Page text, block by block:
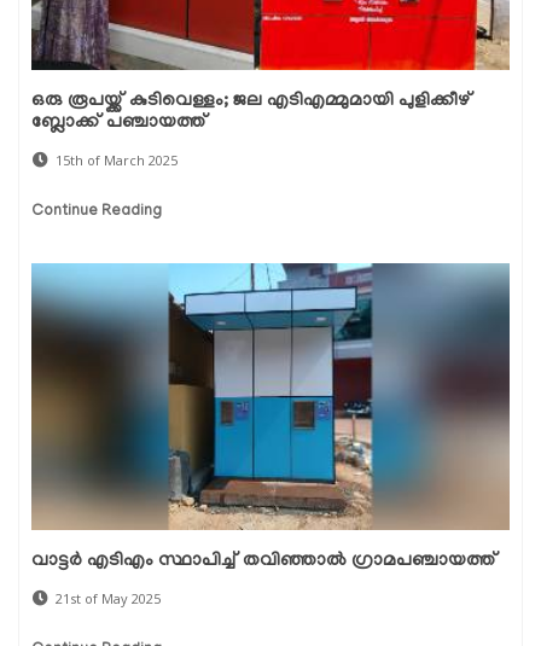
ഒരു രൂപയ്ക്ക് കുടിവെള്ളം; ജല എടിഎമ്മുമായി പുളിക്കീഴ്
ബ്ലോക്ക് പഞ്ചായത്ത്
15th of March 2025
Continue Reading
വാട്ടർ എടിഎം സ്ഥാപിച്ച് തവിഞ്ഞാൽ ഗ്രാമപഞ്ചായത്ത്
21st of May 2025